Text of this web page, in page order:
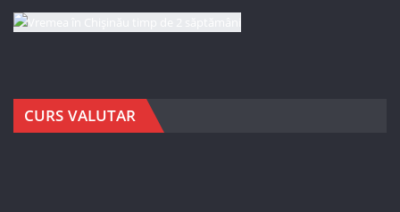
CURS VALUTAR